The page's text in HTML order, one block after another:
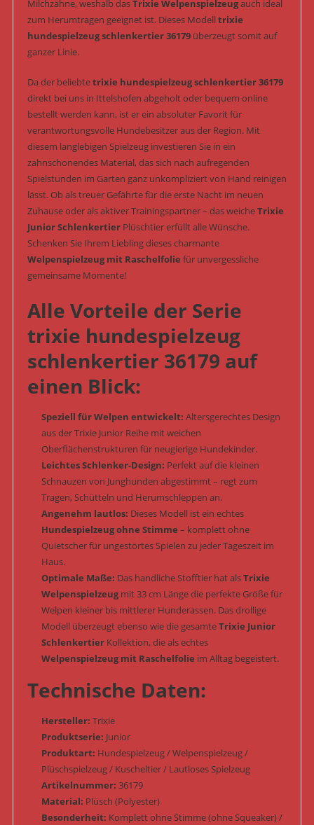
Milchzähne, weshalb dasTrixie Welpenspielzeugauch ideal
zum Herumtragen geeignet ist. Dieses Modelltrixie
hundespielzeug schlenkertier 36179überzeugt somit auf
ganzer Linie.
Da der beliebtetrixie hundespielzeug schlenkertier 36179
direkt bei uns in Ittelshofen abgeholt oder bequem online
bestellt werden kann, ist er ein absoluter Favorit für
verantwortungsvolle Hundebesitzer aus der Region. Mit
diesem langlebigen Spielzeug investieren Sie in ein
zahnschonendes Material, das sich nach aufregenden
Spielstunden im Garten ganz unkompliziert von Hand reinigen
lässt. Ob als treuer Gefährte für die erste Nacht im neuen
Zuhause oder als aktiver Trainingspartner – das weicheTrixie
Junior SchlenkertierPlüschtier erfüllt alle Wünsche.
Schenken Sie Ihrem Liebling dieses charmante
Welpenspielzeug mit Raschelfolie für unvergessliche
gemeinsame Momente!
Alle Vorteile der Serie
trixie hundespielzeug
schlenkertier 36179 auf
einen Blick:
Speziell für Welpen entwickelt: Altersgerechtes Design
aus der Trixie Junior Reihe mit weichen
Oberflächenstrukturen für neugierige Hundekinder.
Leichtes Schlenker-Design: Perfekt auf die kleinen
Schnauzen von Junghunden abgestimmt – regt zum
Tragen, Schütteln und Herumschleppen an.
Angenehm lautlos: Dieses Modell ist ein echtes
Hundespielzeug ohne Stimme – komplett ohne
Quietscher für ungestörtes Spielen zu jeder Tageszeit im
Haus.
Optimale Maße: Das handliche Stofftier hat alsTrixie
Welpenspielzeugmit 33 cm Länge die perfekte Größe für
Welpen kleiner bis mittlerer Hunderassen. Das drollige
Modell überzeugt ebenso wie die gesamteTrixie Junior
SchlenkertierKollektion, die als echtes
Welpenspielzeug mit Raschelfolie im Alltag begeistert.
Technische Daten:
Hersteller: Trixie
Produktserie: Junior
Produktart: Hundespielzeug / Welpenspielzeug /
Plüschspielzeug / Kuscheltier / Lautloses Spielzeug
Artikelnummer: 36179
Material: Plüsch (Polyester)
Besonderheit: Komplett ohne Stimme (ohne Squeaker) /